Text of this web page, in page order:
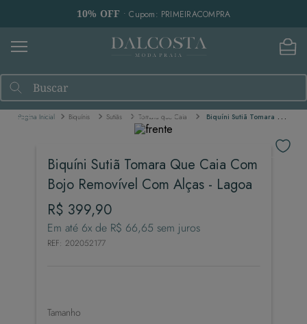
10% OFF • Cupom: PRIMEIRACOMPRA
Buscar
Biquínis Sutiãs Tomara que Caia Biquíni Sutiã Tomara Que Caia Com Bojo Removível Com Alças - Lagoa
Biquíni Sutiã Tomara Que Caia Com
Bojo Removível Com Alças - Lagoa
R$ 399,90
Em até 6x de R$ 66,65 sem juros
REF: 202052177
Tamanho